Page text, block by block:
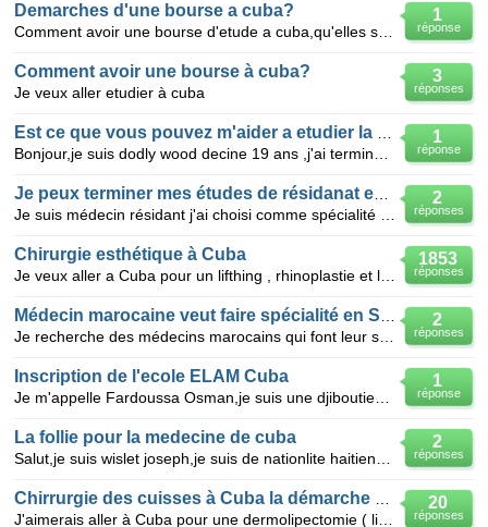
1
réponse
Demarches d'une bourse a cuba?
3
réponses
Comment avoir une bourse à cuba?
Je veux aller etudier à cuba
1
réponse
2
réponses
1853
réponses
Chirurgie esthétique à Cuba
2
réponses
1
réponse
Inscription de l'ecole ELAM Cuba
2
réponses
La follie pour la medecine de cuba
20
réponses